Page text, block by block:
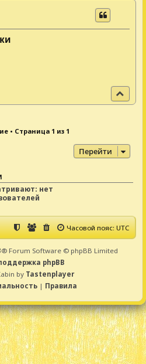
е
т
ь
к
а
л
у
• Страница 1 из 1
Перейти
нет
Часовой пояс:UTC
® Forum Software © phpBB Limited
phpBB
by Tastenplayer
| Правила